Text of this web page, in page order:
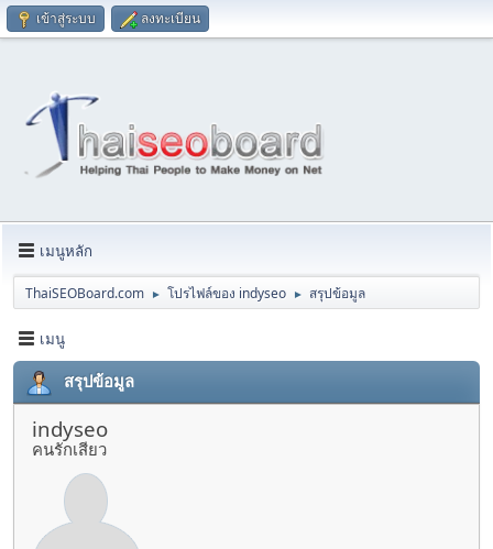
เข้าสู่ระบบ ลงทะเบียน
เมนูหลัก
ThaiSEOBoard.com ► โปรไฟล์ของ indyseo ► สรุปข้อมูล
เมนู
สรุปข้อมูล
indyseo
คนรักเสียว